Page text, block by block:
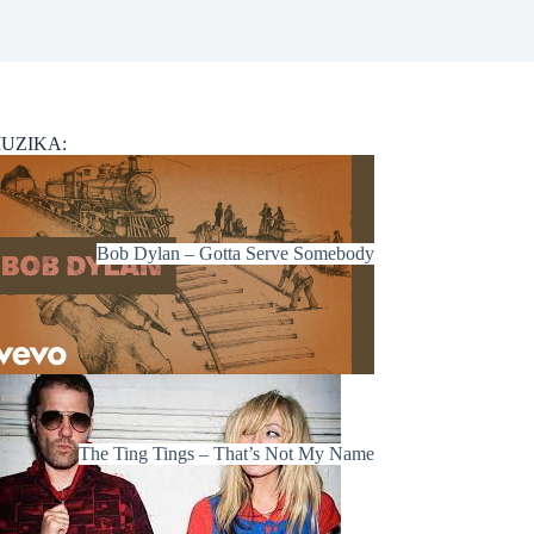
Bob Dylan – Gotta Serve Somebody
The Ting Tings – That’s Not My Name